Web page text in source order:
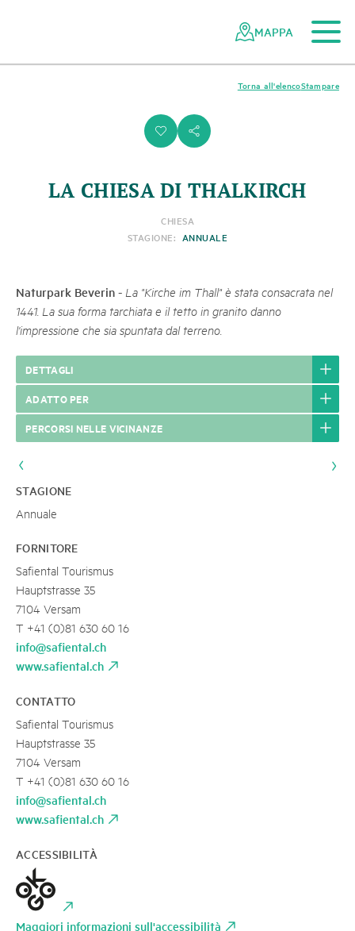
dei
MAPPA
i s
Stampare
Torna all'elenco
LA CHIESA DI THALKIRCH
CHIESA
STAGIONE: ANNUALE
Naturpark Beverin - La "Kirche im Thall" è stata consacrata nel
1441. La sua forma tarchiata e il tetto in granito danno
l'impressione che sia spuntata dal terreno.
DETTAGLI
ADATTO PER
PERCORSI NELLE VICINANZE
STAGIONE
Annuale
FORNITORE
Safiental Tourismus
Hauptstrasse 35
7104 Versam
T +41 (0)81 630 60 16
info@safiental.ch
www.safiental.ch
CONTATTO
Safiental Tourismus
Hauptstrasse 35
7104 Versam
T +41 (0)81 630 60 16
info@safiental.ch
www.safiental.ch
ACCESSIBILITÀ
Maggiori informazioni sull'accessibilità